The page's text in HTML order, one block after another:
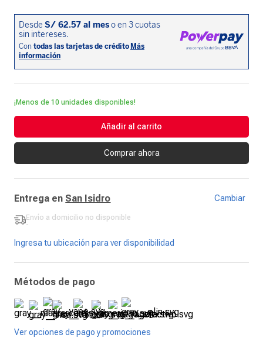
¡Menos de 10 unidades disponibles!
Añadir al carrito
Comprar ahora
Entrega en San Isidro Cambiar
Envío a domicilio no disponible
-
Ingresa tu ubicación para ver disponibilidad
Métodos de pago
Ver opciones de pago y promociones